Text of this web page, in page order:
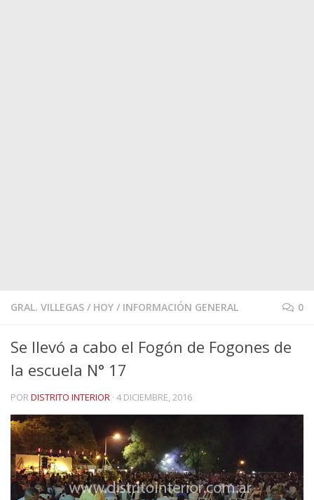
GRAL. VILLEGAS / HOY / INFORMACIÓN GENERAL 0
Se llevó a cabo el Fogón de Fogones de
la escuela N° 17
PORDISTRITO INTERIOR · 4 DICIEMBRE, 2016